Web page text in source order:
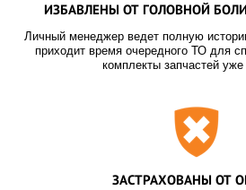
ИЗБАВЛЕНЫ ОТ ГОЛОВНОЙ
Личный менеджер ведет полную
приходит время очередного ТО для
комплекты запчастей
ЗАСТРАХОВАНЫ ОТ